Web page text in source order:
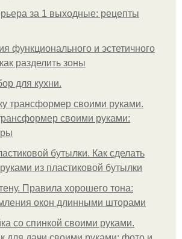
за 1 выходные: рецепты
функционального и эстетичного
разделить зоны
для кухни.
трансформер своими руками.
своими руками:
бутылки. Как сделать
из пластиковой бутылки
Правила хорошего тона:
окон длинными шторами
со спинкой своими руками.